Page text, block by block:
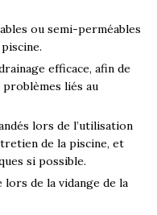
ou semi-perméables
efficace, afin de
liés au
lors de l’utilisation
de la piscine, et
si possible.
de la vidange de la